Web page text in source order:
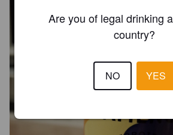
Are you of legal drinking
country?
NO YES